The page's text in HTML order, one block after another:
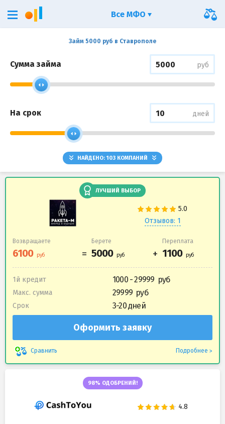
Займ 5000 руб в Ставрополе
Сумма займа руб
На срок дней
НАЙДЕНО:103 КОМПАНИЙ
ЛУЧШИЙ ВЫБОР
Отзывов: 1
Возвращаете Берете Переплата
1й кредит 1000 - 29999
Макс. сумма 29999
Срок 3-20 дней
Оформить заявку
Сравнить Подробнее
98% ОДОБРЕНИЙ!
Все МФО